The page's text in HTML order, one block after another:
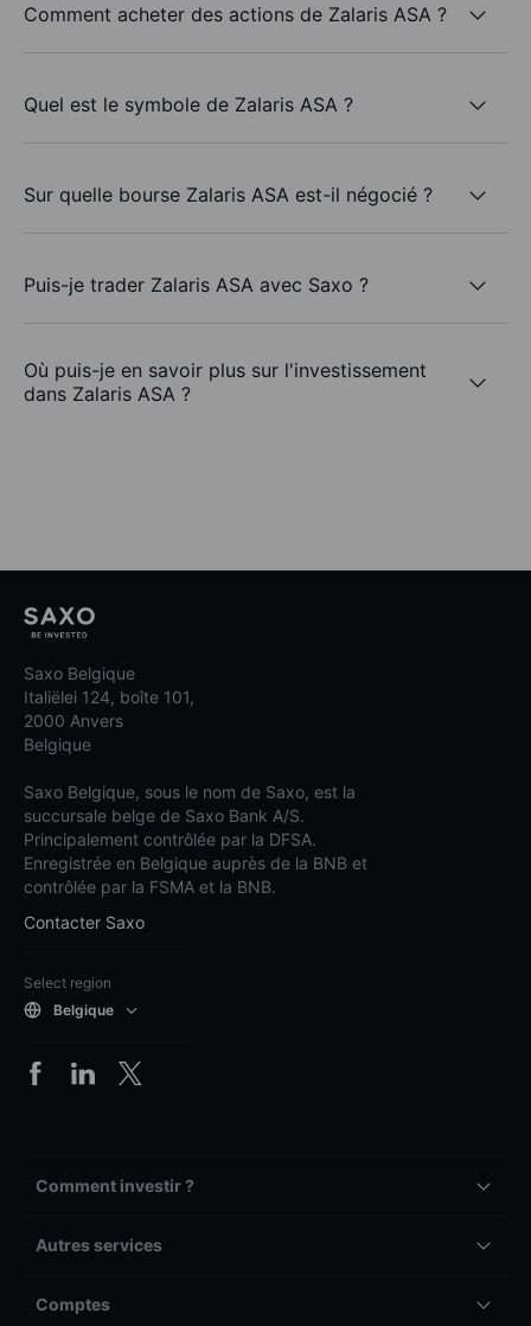
Comment acheter des actions de Zalaris ASA ?
Quel est le symbole de Zalaris ASA ?
Sur quelle bourse Zalaris ASA est-il négocié ?
Puis-je trader Zalaris ASA avec Saxo ?
Où puis-je en savoir plus sur l'investissement
dans Zalaris ASA ?
Saxo Belgique
Italiëlei 124, boîte 101,
2000 Anvers
Belgique
Saxo Belgique, sous le nom de Saxo, est la
succursale belge de Saxo Bank A/S.
Principalement contrôlée par la DFSA.
Enregistrée en Belgique auprès de la BNB et
contrôlée par la FSMA et la BNB.
Contacter Saxo
Select region
Belgique
Comment investir ?
Autres services
Comptes